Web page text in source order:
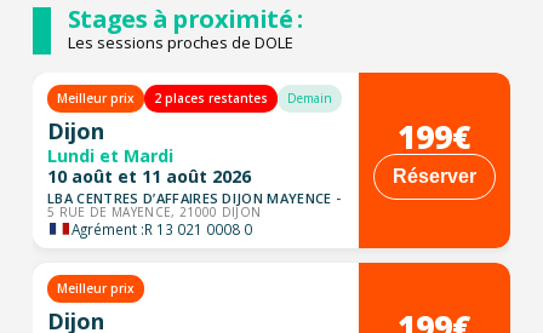
Stages à proximité :
Les sessions proches de DOLE
Meilleur prix 2 places restantes Demain
Dijon
Lundi et Mardi
10 août et 11 août 2026
LBA CENTRES D’AFFAIRES DIJON MAYENCE -
5 RUE DE MAYENCE, 21000 DIJON
Agrément :R 13 021 0008 0
199€
Réserver
Meilleur prix
Dijon